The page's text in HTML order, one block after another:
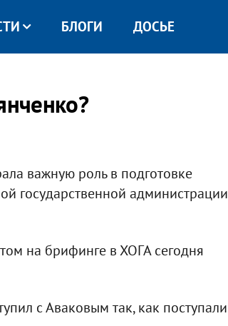
БЛОГИ ДОСЬЕ
важную роль в подготовке
государственной администрации
на брифинге в ХОГА сегодня
с Аваковым так, как поступали